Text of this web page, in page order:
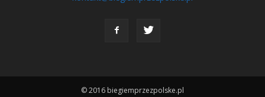
© 2016 biegiemprzezpolske.pl